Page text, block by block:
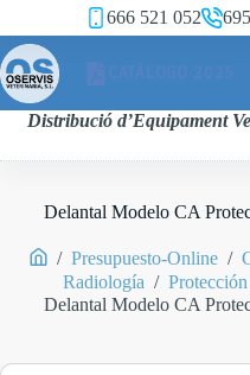
666 521 052
CATÁLOGO 2025
Distribució d’Equipament
Delantal Modelo CA
/ Presupuesto-Online /
Radiología /
Delantal Modelo CA